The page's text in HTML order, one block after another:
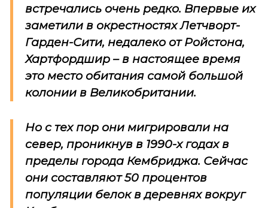
встречались очень редко. Впервые их
заметили в окрестностях Летчворт-
Гарден-Сити, недалеко от Ройстона,
Хартфордшир – в настоящее время
это место обитания самой большой
колонии в Великобритании.
Но с тех пор они мигрировали на
север, проникнув в 1990-х годах в
пределы города Кембриджа. Сейчас
они составляют 50 процентов
популяции белок в деревнях вокруг